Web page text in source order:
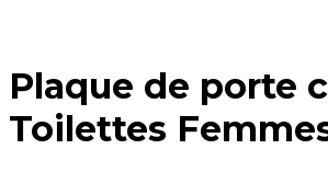
Plaque de porte
Toilettes